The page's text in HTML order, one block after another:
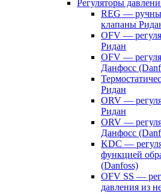
Регуляторы
REG —
клапаны
OFV —
Ридан
OFV —
Данфосс
Ридан
ORV —
Ридан
ORV —
Данфосс
KDC —
функцией
(Danfoss)
OFV SS —
давления из